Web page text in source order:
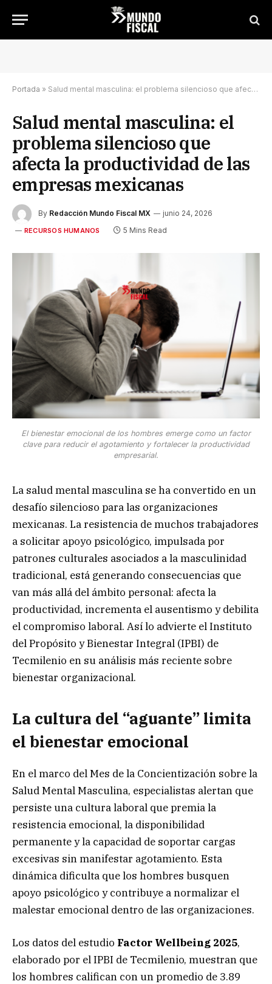
Portada » Salud mental masculina: el problema silencioso que afecta la productividad de las empresas mexicanas
Salud mental masculina: el
problema silencioso que
afecta la productividad de las
empresas mexicanas
By Redacción Mundo Fiscal MX junio 24, 2026
RECURSOS HUMANOS 5 Mins Read
El bienestar emocional de los hombres emerge como un factor
clave para reducir el agotamiento y fortalecer la productividad
empresarial.
La salud mental masculina se ha convertido en un
desafío silencioso para las organizaciones
mexicanas. La resistencia de muchos trabajadores
a solicitar apoyo psicológico, impulsada por
patrones culturales asociados a la masculinidad
tradicional, está generando consecuencias que
van más allá del ámbito personal: afecta la
productividad, incrementa el ausentismo y debilita
el compromiso laboral. Así lo advierte el Instituto
del Propósito y Bienestar Integral (IPBI) de
Tecmilenio en su análisis más reciente sobre
bienestar organizacional.
La cultura del “aguante” limita
el bienestar emocional
En el marco del Mes de la Concientización sobre la
Salud Mental Masculina, especialistas alertan que
persiste una cultura laboral que premia la
resistencia emocional, la disponibilidad
permanente y la capacidad de soportar cargas
excesivas sin manifestar agotamiento. Esta
dinámica dificulta que los hombres busquen
apoyo psicológico y contribuye a normalizar el
malestar emocional dentro de las organizaciones.
Los datos del estudio Factor Wellbeing 2025,
elaborado por el IPBI de Tecmilenio, muestran que
los hombres califican con un promedio de 3.89